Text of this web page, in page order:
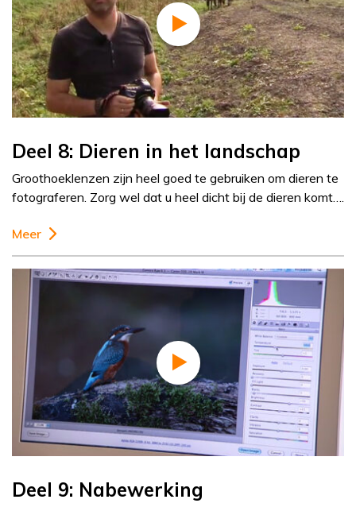
Deel 8: Dieren in het landschap
Groothoeklenzen zijn heel goed te gebruiken om dieren te
fotograferen. Zorg wel dat u heel dicht bij de dieren komt….
Meer
Deel 9: Nabewerking